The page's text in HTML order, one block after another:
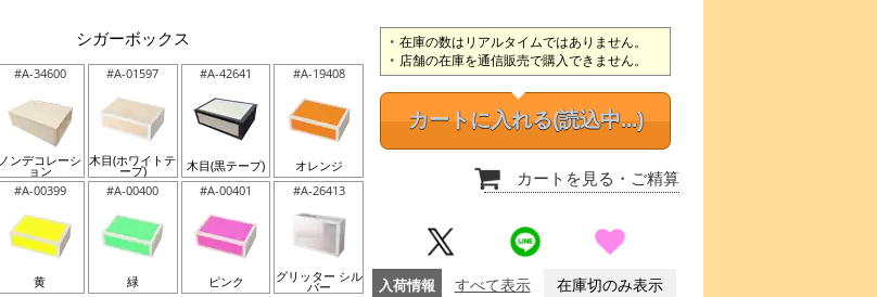
シガーボックス
#A-34600
ノンデコレーシ
ョン
#A-01597
木目(ホワイトテ
ープ)
#A-42641
木目(黒テープ)
#A-19408
オレンジ
#A-00399
黄
#A-00400
緑
#A-00401
ピンク
#A-26413
グリッター シル
バー
在庫の数はリアルタイムではありません。
店舗の在庫を通信販売で購入できません。
カートに入れる(読込中...)
カートを見る ・ご精算
入荷情報 すべて表示 在庫切のみ表示